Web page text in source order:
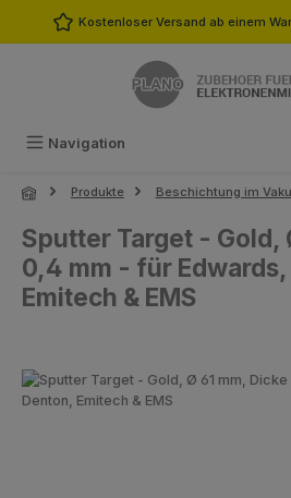
Zum Hauptinhalt springen
Kostenloser Versand ab einem
Navigation
Produkte Beschichtung im
Sputter Target - Gold,
0,4 mm - für
Emitech & EMS
Bildergalerie überspringen